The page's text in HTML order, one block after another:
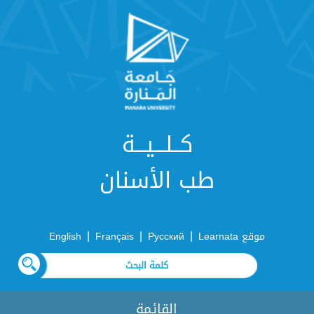
كــلـــيـــة
طب الأسنان
موقع Learnata |
Русский
|
Français
|
English
القائمة